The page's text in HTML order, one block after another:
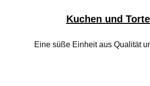
Kuchen und
Eine süße Einheit aus Qualität